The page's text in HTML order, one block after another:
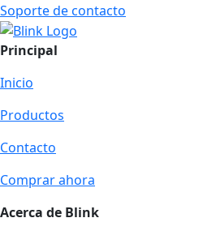
Soporte de contacto
Principal
Inicio
Productos
Contacto
Comprar ahora
Acerca de Blink